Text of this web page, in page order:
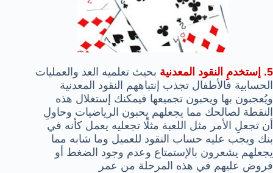
5. إستخدمِ النقود المعدنية
بحيث تعلميه العد والعمليات
الحسابية فالأطفال تجذب إنتباههم النقود المعدنية
ويُعجبون بها ويحبون تجميعها فيمكنك إستغلال هذه
النقطة لصالحك مما يجعلهم يحبون الرياضيات وحاولِ
أن تجعلِ الأمر مثل اللعبة مثلًا تجعليه يعمل كأنه في
بنك ويجب عليه حساب النقود للعميل وما شابه مما
يجعلهم يشعرون بالإستمتاع وعدم وجود الضغط أو
فروض عليهم في هذه المرحلة من عمر